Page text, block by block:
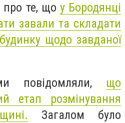
те, що у Бородянці
завали та складати
щодо завданої
повідомляли, що
етап розмінування
Загалом було